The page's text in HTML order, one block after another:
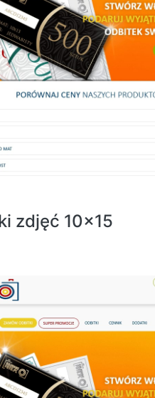
zdjęć 10x15